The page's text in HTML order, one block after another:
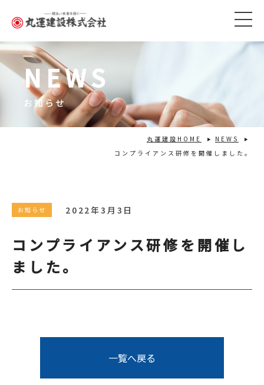
お知らせ
NEWS
丸運建設HOME
NEWS
コンプライアンス研修を開催しました。
お知らせ 2022年3月3日
コンプライアンス研修を開催し
ました。
一覧へ戻る